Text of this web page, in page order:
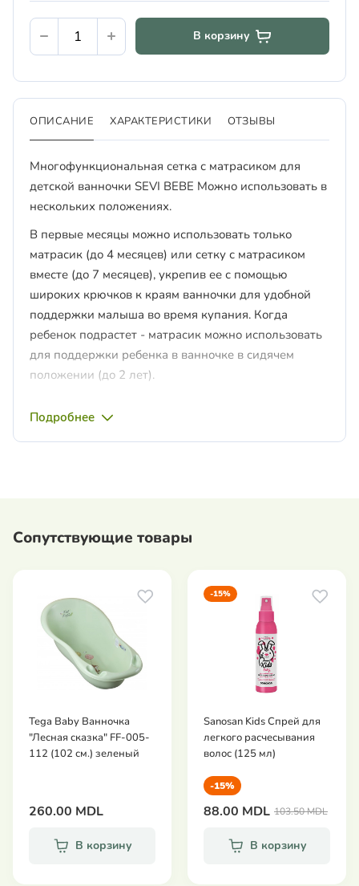
В корзину
ОПИСАНИЕ ХАРАКТЕРИСТИКИ ОТЗЫВЫ
Многофункциональная сетка с матрасиком для
детской ванночки SEVI BEBE Можно использовать в
нескольких положениях.
В первые месяцы можно использовать только
матрасик (до 4 месяцев) или сетку с матрасиком
вместе (до 7 месяцев), укрепив ее с помощью
широких крючков к краям ванночки для удобной
поддержки малыша во время купания. Когда
ребенок подрастет - матрасик можно использовать
для поддержки ребенка в ванночке в сидячем
положении (до 2 лет).
материала.
Подробнее
Сопутствующие товары
Tega Baby Ванночка
"Лесная сказка" FF-005-
112 (102 см.) зеленый
260.00 MDL
В корзину
-15%
Sanosan Kids Спрей для
легкого расчесывания
волос (125 мл)
-15%
88.00 MDL 103.50 MDL
В корзину